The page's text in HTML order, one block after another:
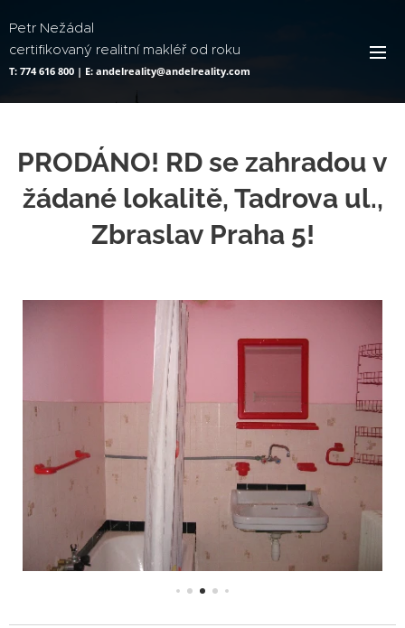
Petr Nežádal
certifikovaný realitní makléř od roku
2006
T: 774 616 800 | E: andelreality@andelreality.com
PRODÁNO! RD se zahradou v
žádané lokalitě, Tadrova ul.,
Zbraslav Praha 5!